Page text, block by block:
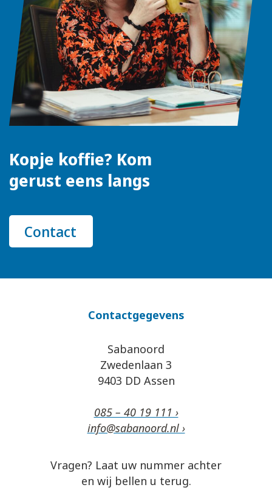
Kopje koffie? Kom
gerust eens langs
Contact
Contactgegevens
Sabanoord
Zwedenlaan 3
9403 DD Assen
085 – 40 19 111 ›
info@sabanoord.nl ›
Vragen? Laat uw nummer achter
en wij bellen u terug.